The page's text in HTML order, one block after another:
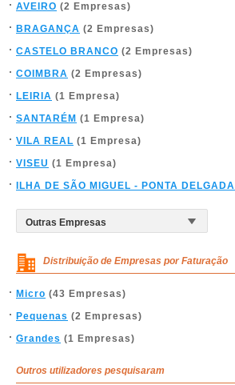
AVEIRO (2 Empresas)
BRAGANÇA (2 Empresas)
CASTELO BRANCO (2 Empresas)
COIMBRA (2 Empresas)
LEIRIA (1 Empresa)
SANTARÉM (1 Empresa)
VILA REAL (1 Empresa)
VISEU (1 Empresa)
ILHA DE SÃO MIGUEL - PONTA DELGADA
Distribuição de Empresas por Faturação
Micro (43 Empresas)
Pequenas (2 Empresas)
Grandes (1 Empresas)
Outros utilizadores pesquisaram